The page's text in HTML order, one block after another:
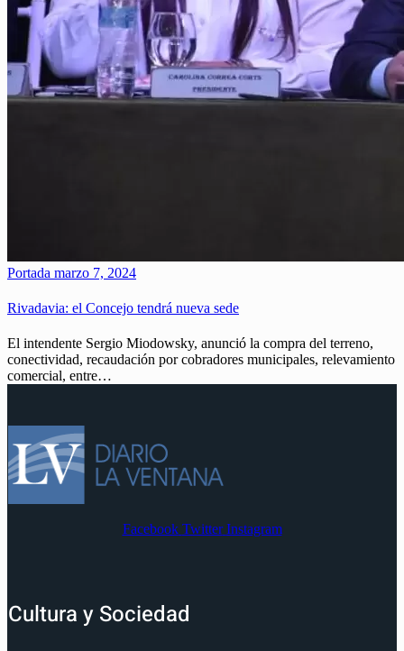
Portada marzo 7, 2024
Rivadavia: el Concejo tendrá nueva sede
El intendente Sergio Miodowsky, anunció la compra del terreno,
conectividad, recaudación por cobradores municipales, relevamiento
comercial, entre…
Facebook Twitter Instagram
Cultura y Sociedad